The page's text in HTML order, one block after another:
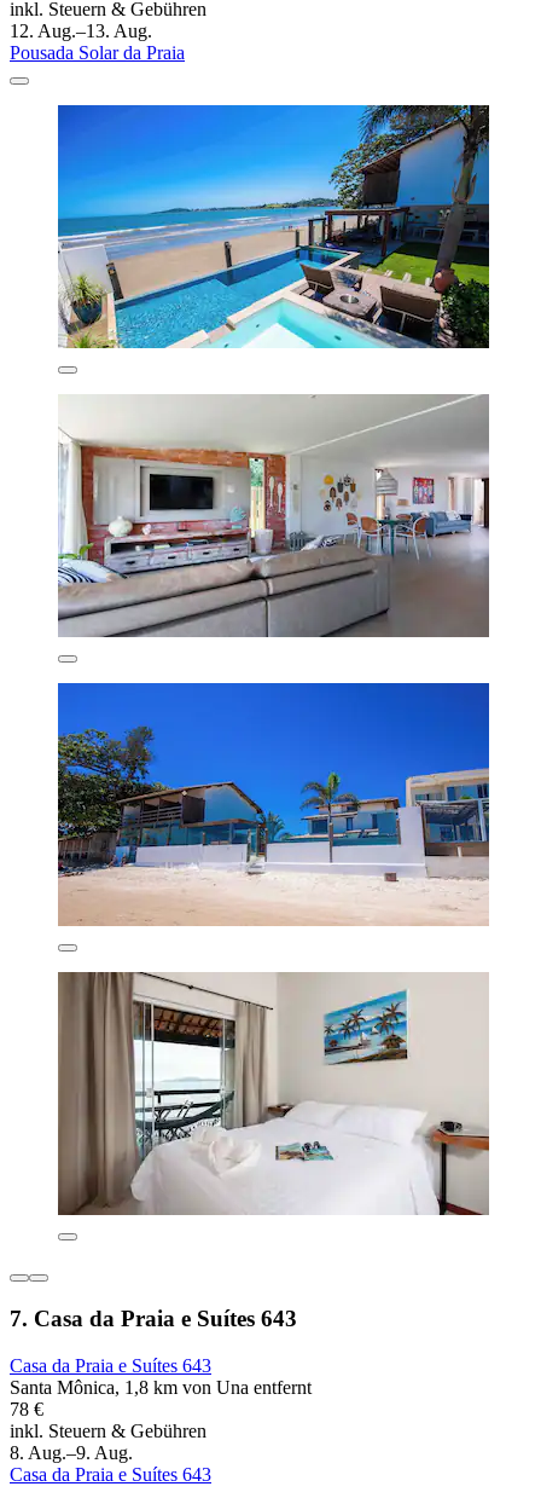
inkl. Steuern & Gebühren
12. Aug.–13. Aug.
Pousada Solar da Praia
7. Casa da Praia e Suítes 643
Casa da Praia e Suítes 643
Santa Mônica, 1,8 km von Una entfernt
78 €
inkl. Steuern & Gebühren
8. Aug.–9. Aug.
Casa da Praia e Suítes 643